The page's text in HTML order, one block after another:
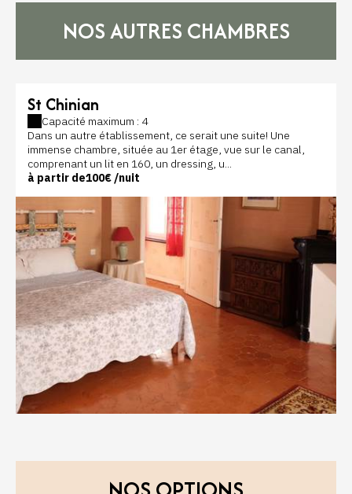
NOS AUTRES CHAMBRES
St Chinian
Capacité maximum : 4
Dans un autre établissement, ce serait une suite! Une
immense chambre, située au 1er étage, vue sur le canal,
comprenant un lit en 160, un dressing, u...
à partir de100€ /nuit